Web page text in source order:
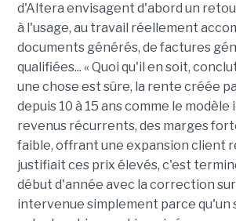
d'Altera envisagent d'abord un
à l'usage, au travail réellement
documents générés, de factures
qualifiées... « Quoi qu'il en soit,
une chose est sûre, la rente créée
depuis 10 à 15 ans comme le modèle
revenus récurrents, des marges
faible, offrant une expansion client
justifiait ces prix élevés, c'est
début d'année avec la correction
intervenue simplement parce qu'un